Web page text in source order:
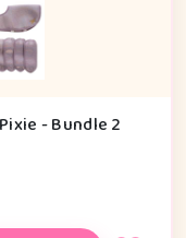
- Bundle 2